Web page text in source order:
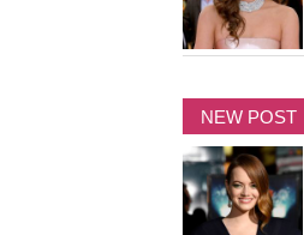
NEW POST